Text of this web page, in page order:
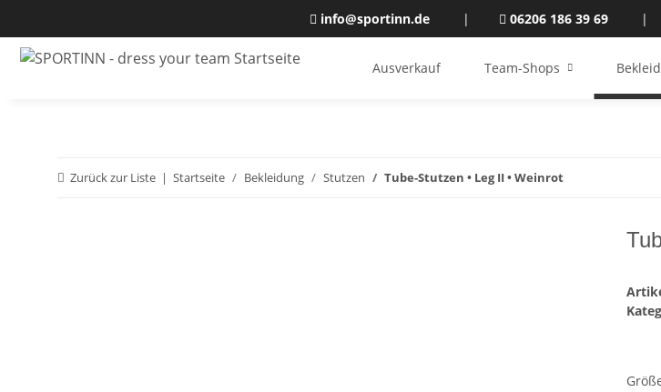
info@sportinn.de | 06206 186 39 69 |
Ausverkauf Team-Shops
Zurück zur Liste Startseite Bekleidung Stutzen Tube-Stutzen • Leg II • Weinrot